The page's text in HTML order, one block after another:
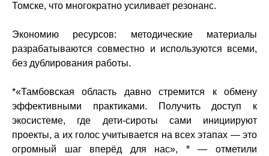
Томске, что многократно усиливает резонанс.
Экономию ресурсов: методические материалы
разрабатываются совместно и используются всеми,
без дублирования работы.
*«Тамбовская область давно стремится к обмену
эффективными практиками. Получить доступ к
экосистеме, где дети-сироты сами инициируют
проекты, а их голос учитывается на всех этапах — это
огромный шаг вперёд для нас», * — отметили